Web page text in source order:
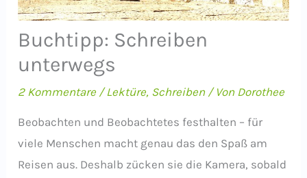
Buchtipp: Schreiben
unterwegs
2 Kommentare /Lektüre, Schreiben/ Von Dorothee
Beobachten und Beobachtetes festhalten – für
viele Menschen macht genau das den Spaß am
Reisen aus. Deshalb zücken sie die Kamera, sobald